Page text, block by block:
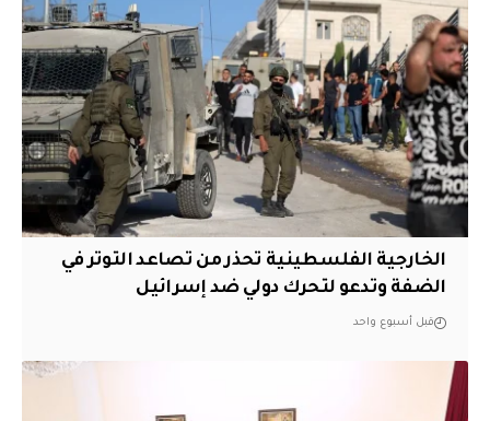
الخارجية الفلسطينية تحذر من تصاعد التوتر في
الضفة وتدعو لتحرك دولي ضد إسرائيل
قبل أسبوع واحد